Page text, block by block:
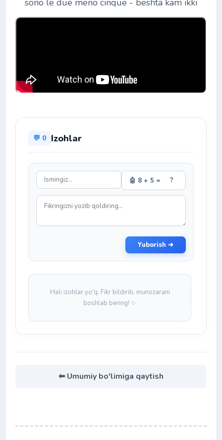
sono le due meno cinque - beshta kam ikki
💬 0 Izohlar
🤖 8 + 5 =
Yuborish ➔
Hali izohlar yo'q. Fikr bildirib, munozarani
boshlab bering! ✨
⬅ Umumiy bo'limiga qaytish